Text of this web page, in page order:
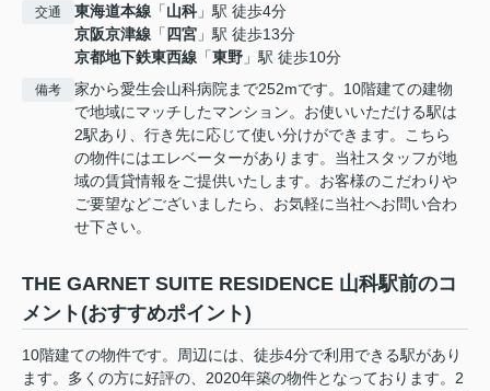
交通 東海道本線 「山科 」駅 徒歩4分
京阪京津線 「 四宮 」駅 徒歩13分
京都地下鉄東西線 「東野 」駅 徒歩10分
備考
家から愛生会山科病院まで252mです。10階建ての建物
で地域にマッチしたマンション。お使いいただける駅は
2駅あり、行き先に応じて使い分けができます。こちら
の物件にはエレベーターがあります。当社スタッフが地
域の賃貸情報をご提供いたします。お客様のこだわりや
ご要望などございましたら、お気軽に当社へお問い合わ
せ下さい。
THE GARNET SUITE RESIDENCE 山科駅前のコ
メント(おすすめポイント)
10階建ての物件です。周辺には、徒歩4分で利用できる駅があり
ます。多くの方に好評の、2020年築の物件となっております。2